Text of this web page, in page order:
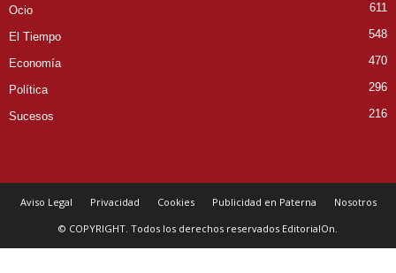
Ocio 611
El Tiempo 548
Economía 470
Política 296
Sucesos 216
Aviso Legal Privacidad Cookies Publicidad en Paterna
Nosotros
© COPYRIGHT. Todos los derechos reservados EditorialOn.